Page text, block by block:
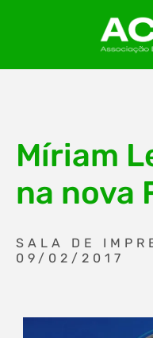
Míriam
na nova
SALA DE
09/02/2017